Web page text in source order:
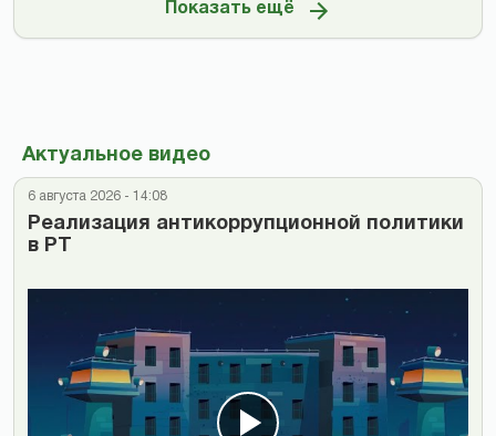
Показать ещё
Актуальное видео
6 августа 2026 - 14:08
Реализация антикоррупционной политики
в РТ